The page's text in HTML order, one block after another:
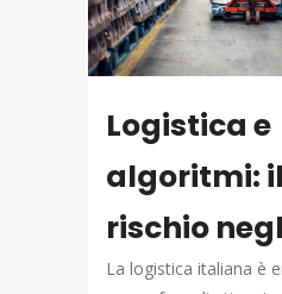
Logistica e
algoritmi:
rischio
La logistica italiana è